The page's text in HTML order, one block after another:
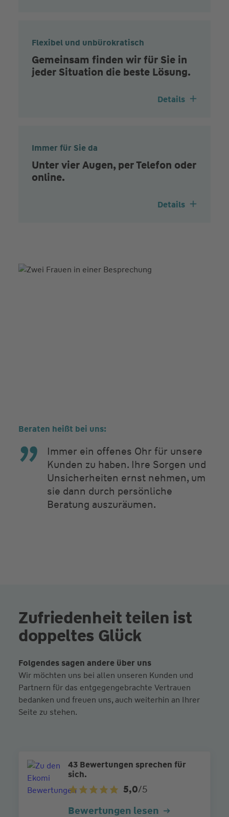
Flexibel und unbürokratisch
Gemeinsam finden wir für Sie in
jeder Situation die beste Lösung.
Details
Immer für Sie da
Unter vier Augen, per Telefon oder
online.
Details
Beraten heißt bei uns:
Immer ein offenes Ohr für unsere
Kunden zu haben. Ihre Sorgen und
Unsicherheiten ernst nehmen, um
sie dann durch persönliche
Beratung auszuräumen.
Zufriedenheit teilen ist
doppeltes Glück
Folgendes sagen andere über uns
Wir möchten uns bei allen unseren Kunden und
Partnern für das entgegengebrachte Vertrauen
bedanken und freuen uns, auch weiterhin an Ihrer
Seite zu stehen.
43 Bewertungen sprechen für
sich.
5,0/5
Bewertungen lesen